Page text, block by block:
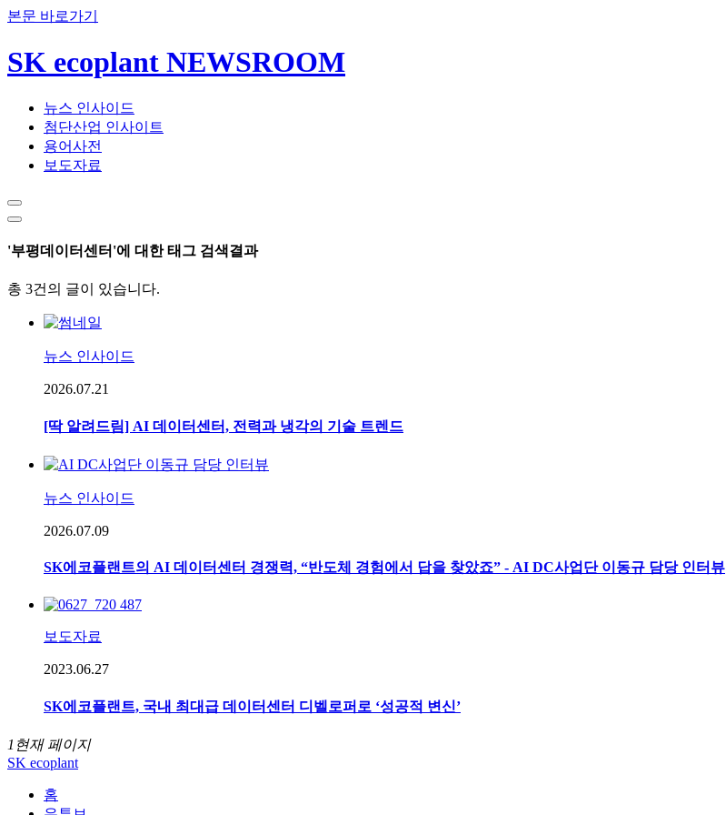
본문 바로가기
SK ecoplant NEWSROOM
뉴스 인사이드
첨단산업 인사이트
용어사전
보도자료
'부평데이터센터'에 대한 태그 검색결과
총 3건의 글이 있습니다.
뉴스 인사이드
2026.07.21
[딱 알려드림] AI 데이터센터, 전력과 냉각의 기술 트렌드
뉴스 인사이드
2026.07.09
SK에코플랜트의 AI 데이터센터 경쟁력, “반도체 경험에서 답을 찾았죠” - AI DC사업단 이동규 담당 인터뷰
보도자료
2023.06.27
SK에코플랜트, 국내 최대급 데이터센터 디벨로퍼로 ‘성공적 변신’
1 현재 페이지
SK ecoplant
홈